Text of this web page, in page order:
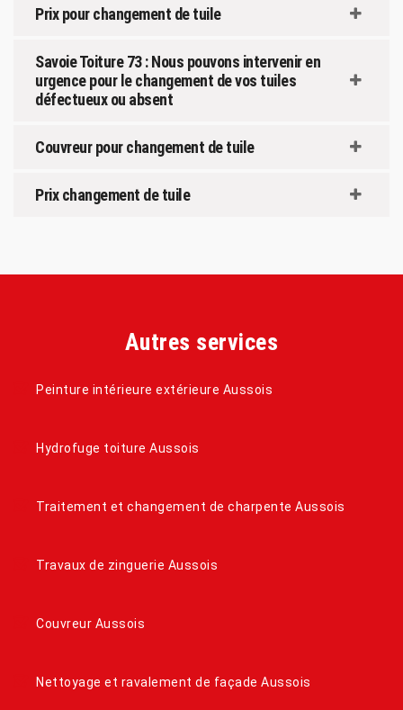
Prix pour changement de tuile
Savoie Toiture 73 : Nous pouvons intervenir en
urgence pour le changement de vos tuiles
défectueux ou absent
Couvreur pour changement de tuile
Prix changement de tuile
Autres services
Peinture intérieure extérieure Aussois
Hydrofuge toiture Aussois
Traitement et changement de charpente Aussois
Travaux de zinguerie Aussois
Couvreur Aussois
Nettoyage et ravalement de façade Aussois